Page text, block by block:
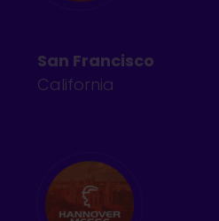
San Francisco
California